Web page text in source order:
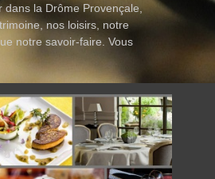
dans la Drôme Provençale,
nos loisirs, notre
notre savoir-faire. Vous